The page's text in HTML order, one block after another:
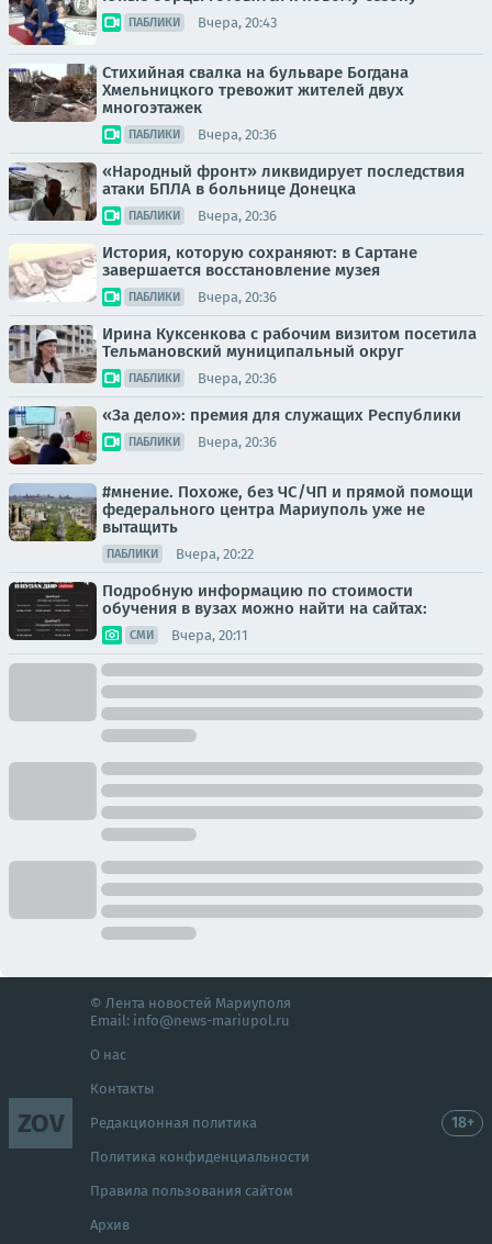
ПАБЛИКИ Вчера, 20:43
Стихийная свалка на бульваре Богдана
Хмельницкого тревожит жителей двух
многоэтажек
ПАБЛИКИ Вчера, 20:36
«Народный фронт» ликвидирует последствия
атаки БПЛА в больнице Донецка
ПАБЛИКИ Вчера, 20:36
История, которую сохраняют: в Сартане
завершается восстановление музея
ПАБЛИКИ Вчера, 20:36
Ирина Куксенкова с рабочим визитом посетила
Тельмановский муниципальный округ
ПАБЛИКИ Вчера, 20:36
«За дело»: премия для служащих Республики
ПАБЛИКИ Вчера, 20:36
#мнение. Похоже, без ЧС/ЧП и прямой помощи
федерального центра Мариуполь уже не
вытащить
ПАБЛИКИ Вчера, 20:22
Подробную информацию по стоимости
обучения в вузах можно найти на сайтах:
СМИ Вчера, 20:11
ZOV
© Лента новостей Мариуполя
Email: info@news-mariupol.ru
О нас
Контакты
Редакционная политика
Политика конфиденциальности
Правила пользования сайтом
Архив
18+